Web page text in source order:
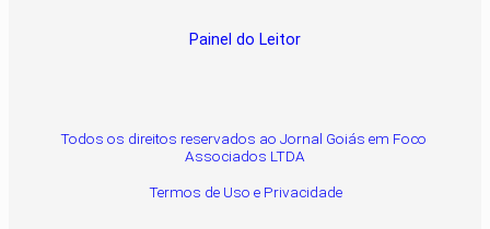
Painel do Leitor
Todos os direitos reservados ao Jornal Goiás em Foco
Associados LTDA
Termos de Uso e Privacidade